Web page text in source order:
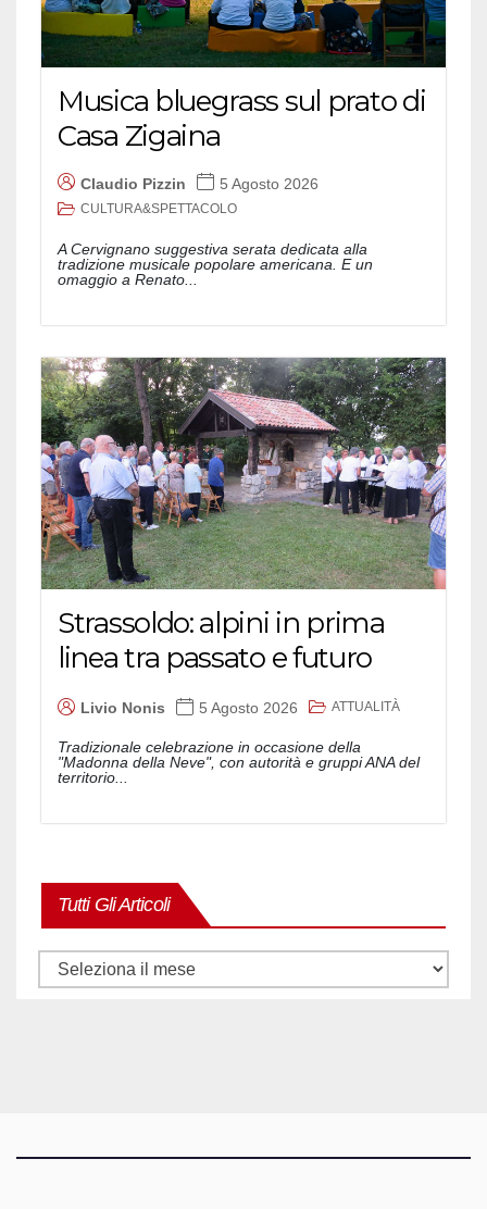
Musica bluegrass sul prato di
Casa Zigaina
Claudio Pizzin 5 Agosto 2026
CULTURA&SPETTACOLO
A Cervignano suggestiva serata dedicata alla
tradizione musicale popolare americana. E un
omaggio a Renato...
Strassoldo: alpini in prima
linea tra passato e futuro
Livio Nonis 5 Agosto 2026 ATTUALITÀ
Tradizionale celebrazione in occasione della
"Madonna della Neve", con autorità e gruppi ANA del
territorio...
Tutti Gli Articoli
Tutti